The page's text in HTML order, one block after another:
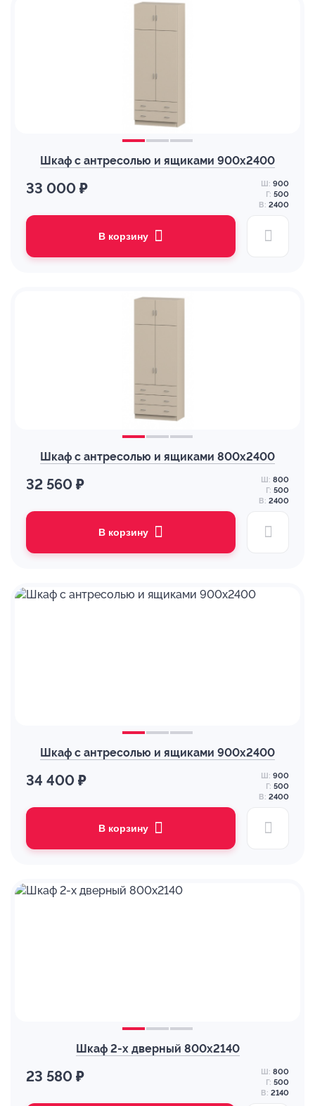
Шкаф с антресолью и ящиками 900х2400
33 000 ₽ Ш: 900
Г: 500
В: 2400
В корзину
Шкаф с антресолью и ящиками 800х2400
32 560 ₽ Ш: 800
Г: 500
В: 2400
В корзину
Шкаф с антресолью и ящиками 900х2400
34 400 ₽ Ш: 900
Г: 500
В: 2400
В корзину
Шкаф 2-х дверный 800х2140
23 580 ₽ Ш: 800
Г: 500
В: 2140